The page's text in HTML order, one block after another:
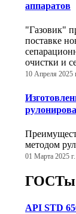
аппаратов
"Газовик"
поставке
очистки и
10 Апреля 2025
методом
01 Марта 2025 г.
API STD